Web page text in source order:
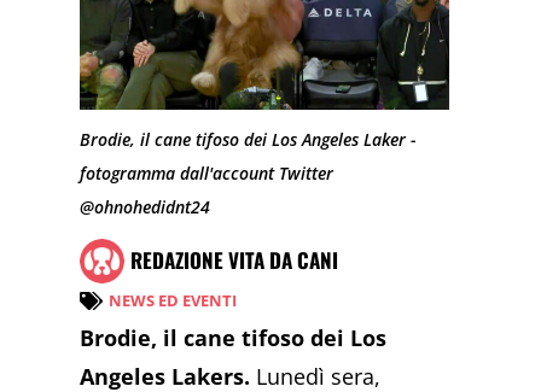
Brodie, il cane tifoso dei Los Angeles Laker -
fotogramma dall'account Twitter
@ohnohedidnt24
REDAZIONE VITA DA CANI
NEWS ED EVENTI
Brodie, il cane tifoso dei Los
Angeles Lakers. Lunedì sera,